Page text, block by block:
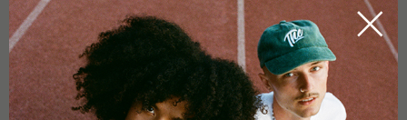
bringen soll.
Da immer mehr europäische Staaten Marijuana liberalisieren,
überdenkt auch die Schweizer Regierung ihre Vorschriften. Die
in Zusammenarbeit mit der Universität Zürich gesammelten
Daten könnten für deren Gestaltung ausschlaggebend sein.
Über einen Zeitraum von sechs Monaten müssen die